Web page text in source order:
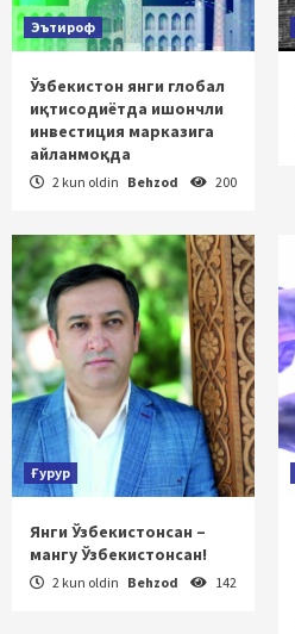
Эътироф
Ўзбекистон янги глобал
иқтисодиётда ишончли
инвестиция марказига
айланмоқда
2 kun oldin Behzod 200
Ғурур
Янги Ўзбекистонсан –
мангу Ўзбекистонсан!
2 kun oldin Behzod 142